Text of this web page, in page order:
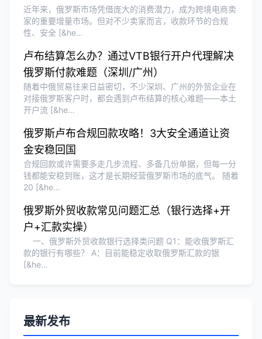
近年来，俄罗斯市场凭借庞大的消费潜力，成为跨境电商卖
家的重要增量市场。但对不少卖家而言，收款环节的合规
性、安全 [&he…
卢布结算怎么办？通过VTB银行开户代理解决
俄罗斯付款难题（深圳/广州）
随着中俄贸易往来日益密切，不少深圳、广州的外贸企业在
对接俄罗斯客户时，都会遇到卢布结算的核心难题——本土
开户流 [&he…
俄罗斯卢布合规回款攻略！3大安全通道让资
金安稳回国
合规回款或许需要多走几步流程、多备几份单据，但每一分
钱都能安稳到账，这才是长期经营俄罗斯市场的底气。 随着
20 [&he…
俄罗斯外贸收款常见问题汇总（银行选择+开
户+汇款实操）
一、俄罗斯外贸收款银行选择类问题 Q1：能收俄罗斯汇
款的银行有哪些？ A：目前能稳定收取俄罗斯汇款的银
[&he…
最新发布